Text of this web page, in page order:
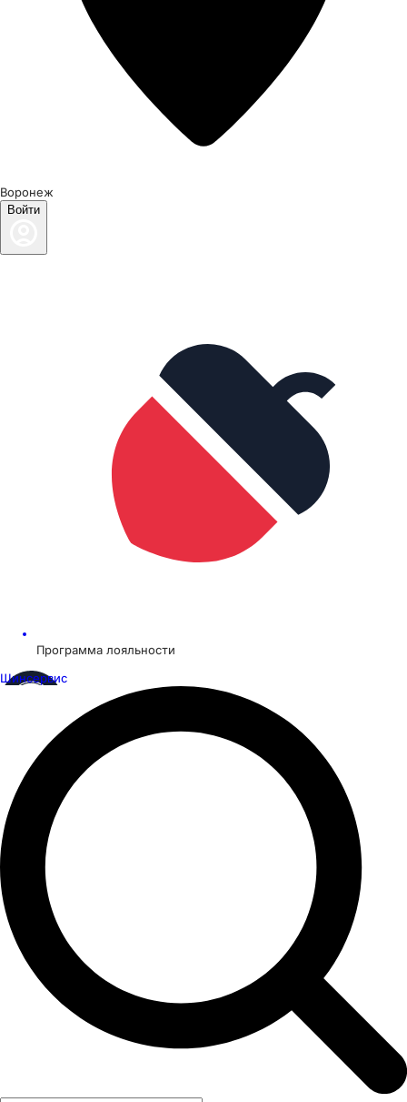
Воронеж
Войти
Программа лояльности
Шинсервис